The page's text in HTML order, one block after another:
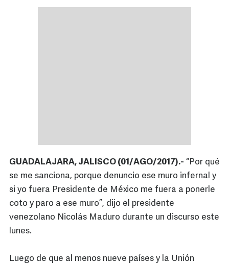
GUADALAJARA, JALISCO (01/AGO/2017).- “Por qué
se me sanciona, porque denuncio ese muro infernal y
si yo fuera Presidente de México me fuera a ponerle
coto y paro a ese muro”, dijo el presidente
venezolano Nicolás Maduro durante un discurso este
lunes.
Luego de que al menos nueve países y la Unión